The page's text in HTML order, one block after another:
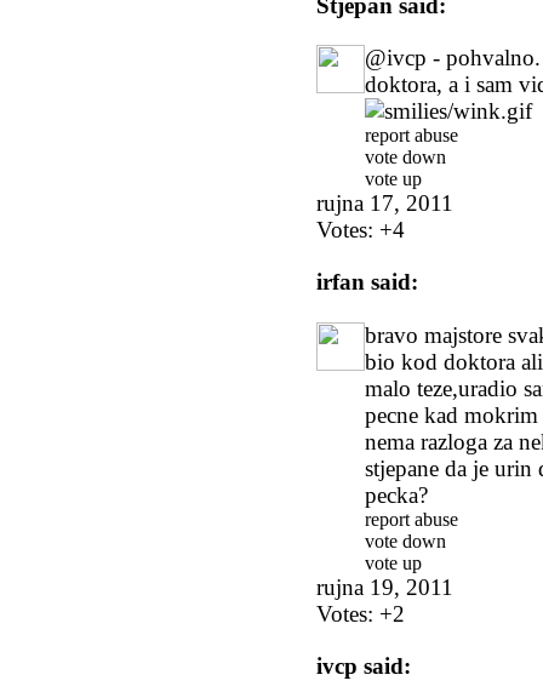
Stjepan said:
@ivcp -
doktora, a i sam
report abuse
vote down
vote up
rujna 17, 2011
Votes: +4
irfan said:
bravo majstore
bio kod doktora
malo teze,uradio
pecne kad
nema razloga za
stjepane da je urin
pecka?
report abuse
vote down
vote up
rujna 19, 2011
Votes: +2
ivcp said: